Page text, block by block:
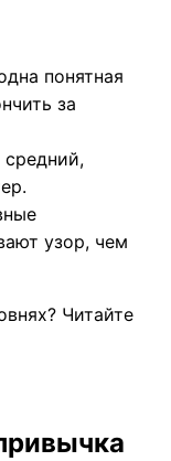
понятная
за
средний,
узор, чем
Читайте